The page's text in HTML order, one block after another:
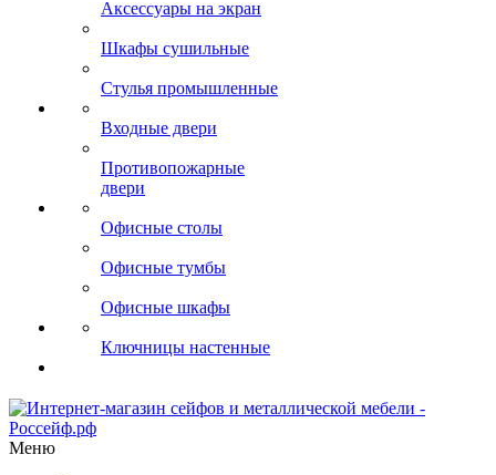
Аксессуары на экран
Шкафы сушильные
Стулья промышленные
Входные двери
Противопожарные
двери
Офисные столы
Офисные тумбы
Офисные шкафы
Ключницы настенные
Меню